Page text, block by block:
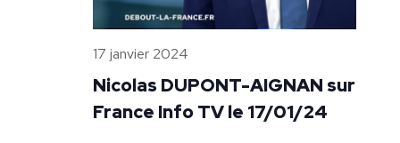
Nicolas DUPONT-AIGNAN sur
France Info TV le 17/01/24
17 janvier 2024